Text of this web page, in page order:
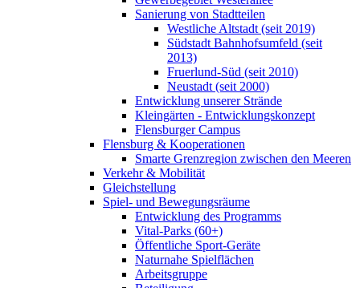
Sanierung von Stadtteilen
Westliche Altstadt (seit 2019)
Südstadt Bahnhofsumfeld (seit
2013)
Fruerlund-Süd (seit 2010)
Neustadt (seit 2000)
Entwicklung unserer Strände
Kleingärten - Entwicklungskonzept
Flensburger Campus
Flensburg & Kooperationen
Smarte Grenzregion zwischen den Meeren
Verkehr & Mobilität
Gleichstellung
Spiel- und Bewegungsräume
Entwicklung des Programms
Vital-Parks (60+)
Öffentliche Sport-Geräte
Naturnahe Spielflächen
Arbeitsgruppe